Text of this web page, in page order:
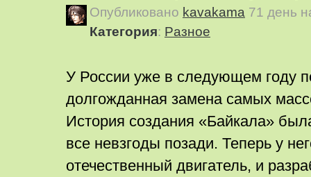
Опубликовано kavakama 71 день
Категория: Pазное
У России уже в следующем году
долгожданная замена самых
История создания «Байкала»
все невзгоды позади. Теперь у
отечественный двигатель, и